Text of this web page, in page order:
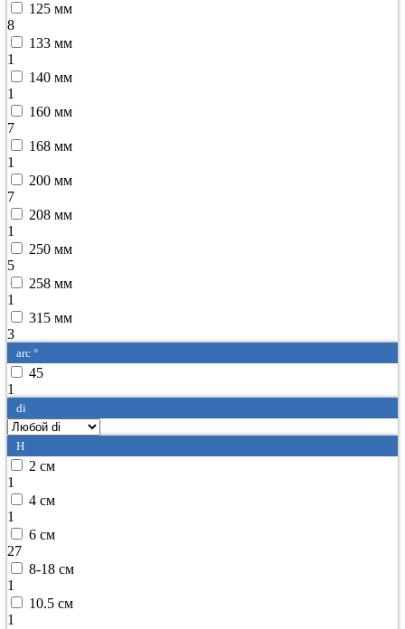
125 мм
8
133 мм
1
140 мм
1
160 мм
7
168 мм
1
200 мм
7
208 мм
1
250 мм
5
258 мм
1
315 мм
3
arc °
45
1
di
H
2 см
1
4 см
1
6 см
27
8-18 см
1
10.5 см
1